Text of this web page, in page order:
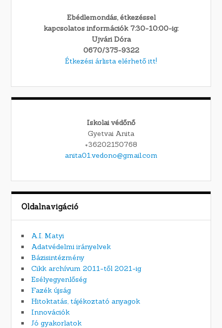
Ebédlemondás, étkezéssel
kapcsolatos információk 7:30-10:00-ig:
Ujvári Dóra
0670/375-9322
Étkezési árlista elérhető itt!
Iskolai védőnő
Gyetvai Anita
+36202150768
anita01.vedono@gmail.com
Oldalnavigáció
A.I. Matyi
Adatvédelmi irányelvek
Bázisintézmény
Cikk archívum 2011-től 2021-ig
Esélyegyenlőség
Fazék újság
Hitoktatás, tájékoztató anyagok
Innovációk
Jó gyakorlatok